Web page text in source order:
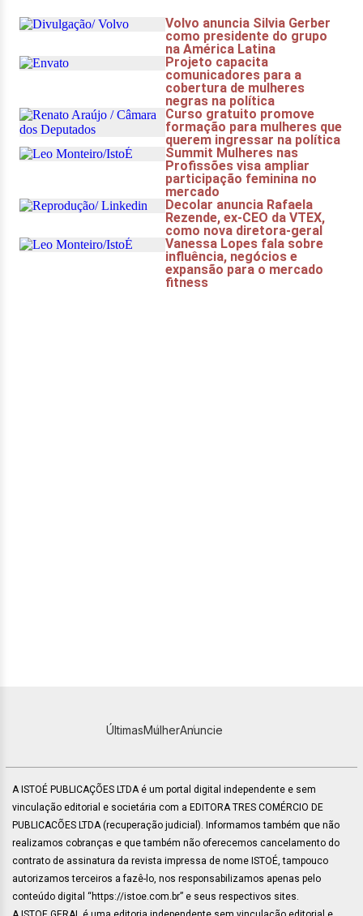
ÚltimasMulherAnuncie
A ISTOÉ PUBLICAÇÕES LTDA é um portal digital independente e sem
vinculação editorial e societária com a EDITORA TRES COMÉRCIO DE
PUBLICACÕES LTDA (recuperação judicial). Informamos também que não
realizamos cobranças e que também não oferecemos cancelamento do
contrato de assinatura da revista impressa de nome ISTOÉ, tampouco
autorizamos terceiros a fazê-lo, nos responsabilizamos apenas pelo
conteúdo digital “https://istoe.com.br” e seus respectivos sites.